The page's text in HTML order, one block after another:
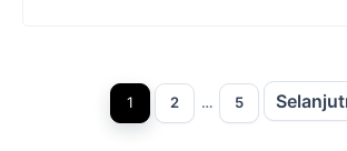
Halaman
1 Halaman
2 … Halaman
5